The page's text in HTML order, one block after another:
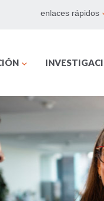
enlaces rápidos